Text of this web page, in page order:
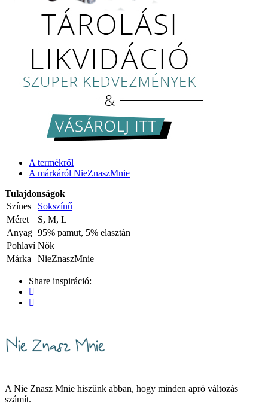
A termékről
A márkáról NieZnaszMnie
Tulajdonságok
Színes
Sokszínű
Méret
S, M, L
Anyag 95% pamut, 5% elasztán
Pohlaví Nők
Márka
NieZnaszMnie
Share inspiráció:
A Nie Znasz Mnie hiszünk abban, hogy minden apró változás
számít.